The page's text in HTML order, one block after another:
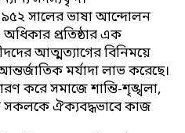
সালের ভাষা আন্দোলন
প্রতিষ্ঠার এক
আত্মত্যাগের বিনিময়ে
মর্যাদা লাভ করেছে।
করে সমাজে শান্তি-শৃঙ্খলা,
সকলকে ঐক্যবদ্ধভাবে কাজ